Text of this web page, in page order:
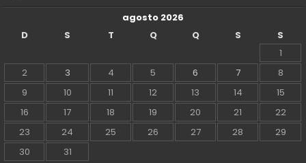
agosto 2026
D
S T Q Q S
S
1
2
3 4 5 6 7
8
9
10 11 12 13 14
15
16
17 18 19 20 21
22
23
24 25 26 27 28
29
30
31